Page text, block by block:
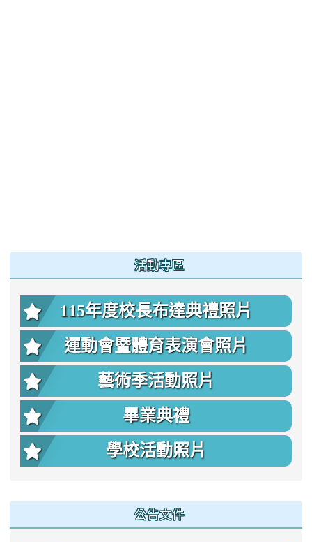
活動專區
115年度校長布達典禮照片
運動會暨體育表演會照片
藝術季活動照片
畢業典禮
學校活動照片
公告文件